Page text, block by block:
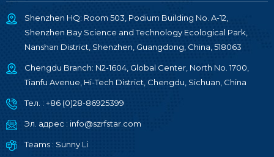
Shenzhen HQ: Room 503, Podium Building No. A-12,
Shenzhen Bay Science and Technology Ecological Park,
Nanshan District, Shenzhen, Guangdong, China, 518063
Chengdu Branch: N2-1604, Global Center, North No. 1700,
Tianfu Avenue, Hi-Tech District, Chengdu, Sichuan, China
Тел. : +86 (0)28-86925399
Эл. адрес : info@szrfstar.com
Teams : Sunny Li